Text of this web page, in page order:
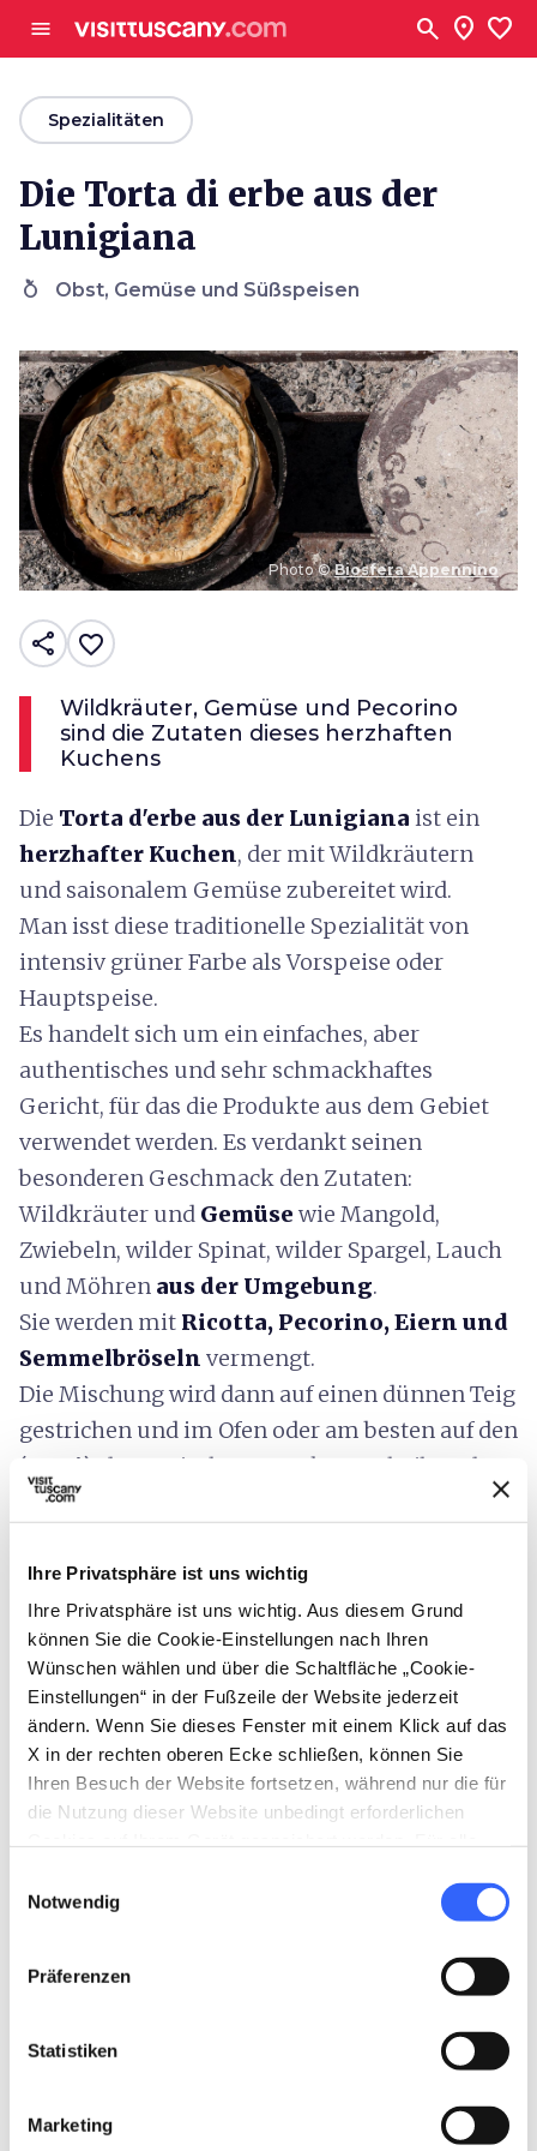
Ihre Privatsphäre ist uns wichtig
Ihre Privatsphäre ist uns wichtig. Aus diesem Grund
können Sie die Cookie-Einstellungen nach Ihren
Wünschen wählen und über die Schaltfläche „Cookie-
Einstellungen“ in der Fußzeile der Website jederzeit
ändern. Wenn Sie dieses Fenster mit einem Klick auf das
X in der rechten oberen Ecke schließen, können Sie
Ihren Besuch der Website fortsetzen, während nur die für
die Nutzung dieser Website unbedingt erforderlichen
Zustimmung.
Notwendig
Präferenzen
Statistiken
Marketing
menu search location_on favorite
arrow_backSpezialitäten
Die Torta di erbe aus der
Lunigiana
nutrition Obst, Gemüse und Süßspeisen
Photo © Biosfera Appennino
share favorite_border
Wildkräuter, Gemüse und Pecorino
sind die Zutaten dieses herzhaften
Kuchens
Die Torta d'erbe aus der Lunigiana ist ein
herzhafter Kuchen, der mit Wildkräutern
und saisonalem Gemüse zubereitet wird.
Man isst diese traditionelle Spezialität von
intensiv grüner Farbe als Vorspeise oder
Hauptspeise.
Es handelt sich um ein einfaches, aber
authentisches und sehr schmackhaftes
Gericht, für das die Produkte aus dem Gebiet
verwendet werden. Es verdankt seinen
besonderen Geschmack den Zutaten:
Wildkräuter und Gemüse wie Mangold,
Zwiebeln, wilder Spinat, wilder Spargel, Lauch
und Möhren aus der Umgebung.
Sie werden mit Ricotta, Pecorino, Eiern und
Semmelbröseln vermengt.
Die Mischung wird dann auf einen dünnen Teig
gestrichen und im Ofen oder am besten auf den
´ testi`, den typischen Terrakottascheiben der
Lunigiana, über dem Feuer gebacken.
category
Kategorie
Obst, Gemüse und Süßspeisen
place
Herkunft
Lunigiana
Andere Spezialitäten inObst, Gemüse und
nutrition
Süßspeisen
favorite_border
nutrition